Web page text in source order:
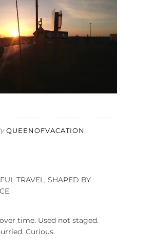
QUEENOFVACATION
TRAVEL, SHAPED BY
time. Used not staged.
Curious.